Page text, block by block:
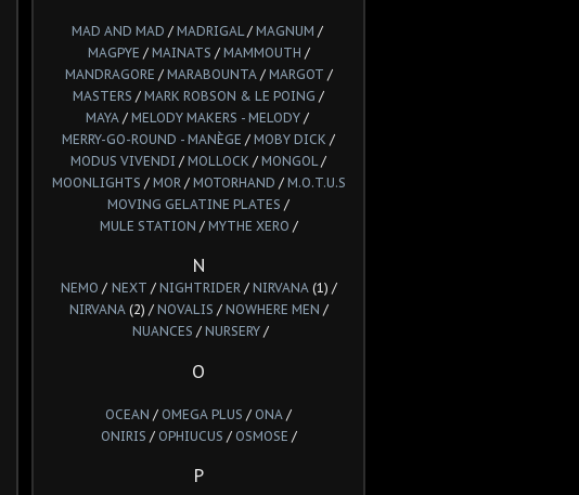
MAD AND MAD / MADRIGAL/ MAGNUM /
MAGPYE / MAINATS / MAMMOUTH /
MANDRAGORE / MARABOUNTA/ MARGOT /
MASTERS / MARK ROBSON & LE POING /
MAYA/ MELODY MAKERS - MELODY/
MERRY-GO-ROUND - MANÈGE / MOBY DICK /
MODUS VIVENDI / MOLLOCK / MONGOL/
MOONLIGHTS / MOR/ MOTORHAND / M.O.T.U.S
MOVING GELATINE PLATES /
MULE STATION / MYTHE XERO /
N
NEMO / NEXT / NIGHTRIDER/ NIRVANA(1) /
NIRVANA(2) / NOVALIS / NOWHERE MEN /
NUANCES / NURSERY/
O
OCEAN / OMEGA PLUS / ONA /
ONIRIS /OPHIUCUS / OSMOSE /
P